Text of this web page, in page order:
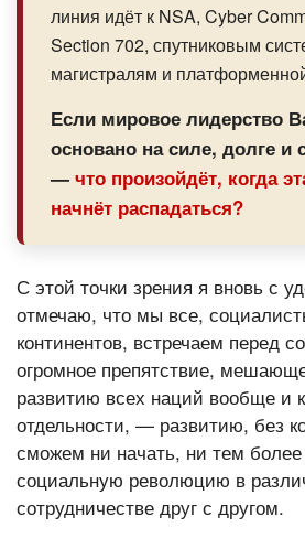
линия идёт к NSA, Cyber
Section 702, спутниковым
магистралям и
Если мировое лидерство
основано на силе, долге и
— что произойдёт, когда
начнёт распадаться?
С этой точки зрения я вновь с
отмечаю, что мы все,
континентов, встречаем перед
огромное препятствие,
развитию всех наций вообще и
отдельности, — развитию, без
сможем ни начать, ни тем
социальную революцию в
сотрудничестве друг с другом.